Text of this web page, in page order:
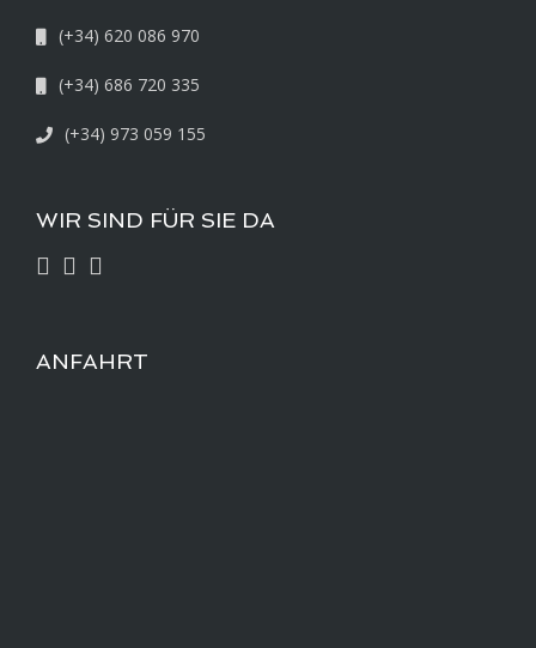
(+34) 620 086 970
(+34) 686 720 335
(+34) 973 059 155
WIR SIND FÜR SIE DA
ANFAHRT